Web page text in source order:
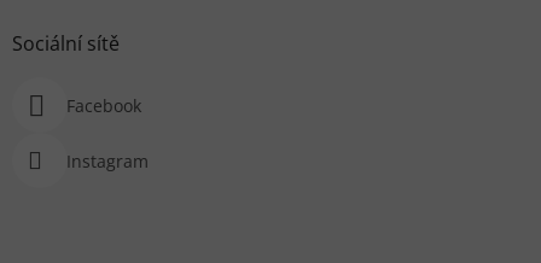
Sociální sítě
Facebook
Instagram